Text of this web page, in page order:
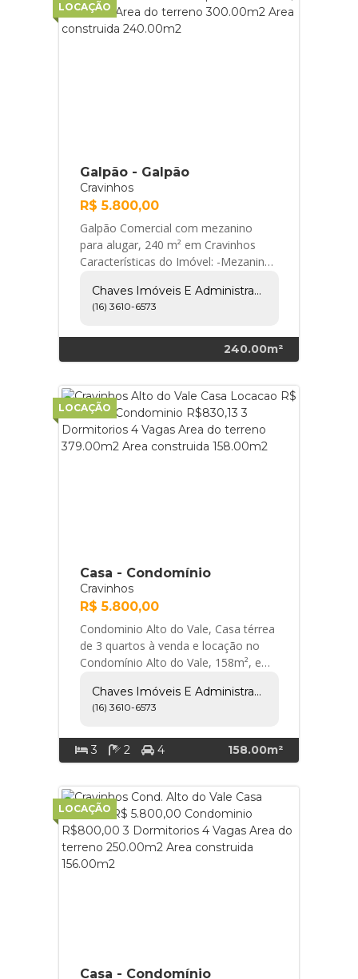
LOCAÇÃO
Galpão - Galpão
Cravinhos
R$ 5.800,00
Galpão Comercial com mezanino
para alugar, 240 m² em Cravinhos
Características do Imóvel: -Mezanino
Estacionamento:... Chaves Imóveis e
Administração Ltda
Chaves Imóveis E Administração Ltda
(16) 3610-6573
240.00m²
LOCAÇÃO
Casa - Condomínio
Cravinhos
R$ 5.800,00
Condominio Alto do Vale, Casa térrea
de 3 quartos à venda e locação no
Condomínio Alto do Vale, 158m², em
3 ... Chaves Imóveis e Administração
Ltda
Chaves Imóveis E Administração Ltda
(16) 3610-6573
3 2 4 158.00m²
LOCAÇÃO
Casa - Condomínio